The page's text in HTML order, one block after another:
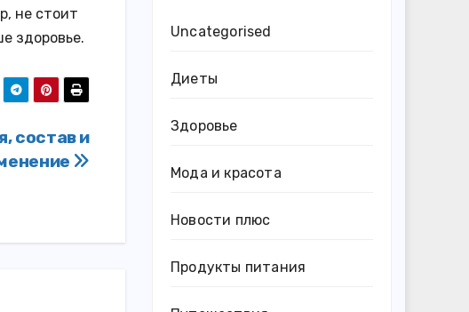
не стоит
здоровье.
состав и
Uncategorised
Диеты
Здоровье
Мода и красота
Новости плюс
Продукты питания